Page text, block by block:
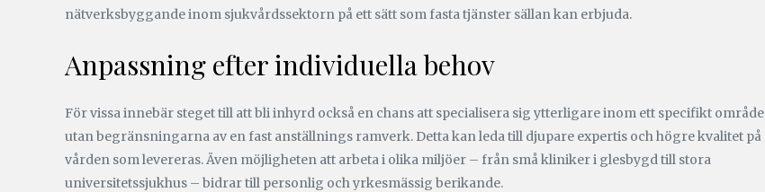
nätverksbyggande inom sjukvårdssektorn på ett sätt som fasta tjänster sällan kan erbjuda.
Anpassning efter individuella behov
För vissa innebär steget till att bli inhyrd också en chans att specialisera sig ytterligare inom ett specifikt område
utan begränsningarna av en fast anställnings ramverk. Detta kan leda till djupare expertis och högre kvalitet på
vården som levereras. Även möjligheten att arbeta i olika miljöer – från små kliniker i glesbygd till stora
universitetssjukhus – bidrar till personlig och yrkesmässig berikande.